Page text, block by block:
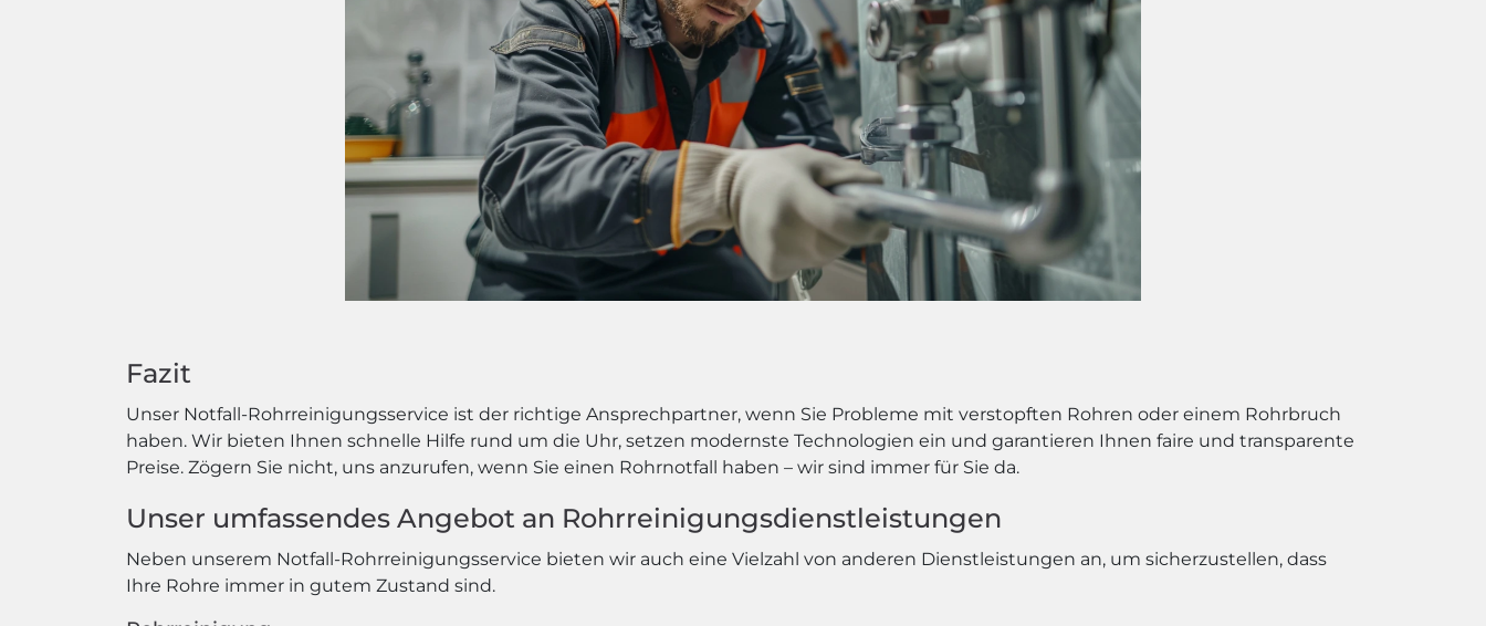
Fazit
Unser Notfall-Rohrreinigungsservice ist der richtige Ansprechpartner, wenn Sie Probleme mit verstopften Rohren oder einem Rohrbruch
haben. Wir bieten Ihnen schnelle Hilfe rund um die Uhr, setzen modernste Technologien ein und garantieren Ihnen faire und transparente
Preise. Zögern Sie nicht, uns anzurufen, wenn Sie einen Rohrnotfall haben – wir sind immer für Sie da.
Unser umfassendes Angebot an Rohrreinigungsdienstleistungen
Neben unserem Notfall-Rohrreinigungsservice bieten wir auch eine Vielzahl von anderen Dienstleistungen an, um sicherzustellen, dass
Ihre Rohre immer in gutem Zustand sind.